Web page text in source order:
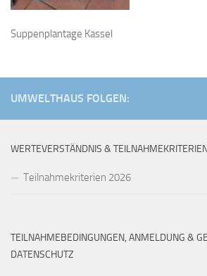
Suppenplantage Kassel
UMWELTHAUS FOLGEN:
WERTEVERSTÄNDNIS &
Teilnahmekriterien 2026
TEILNAHMEBEDINGUNGEN, ANMELDUNG &
DATENSCHUTZ